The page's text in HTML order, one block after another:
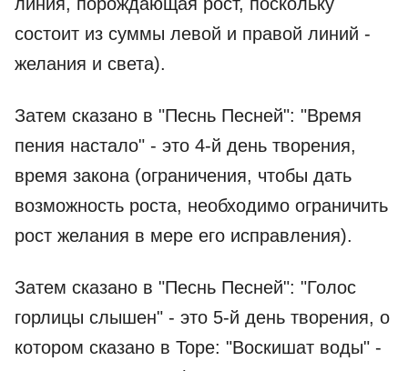
состоит из суммы левой и правой линий -
желания и света).
Затем сказано в "Песнь Песней": "Время
пения настало" - это 4-й день творения,
время закона (ограничения, чтобы дать
возможность роста, необходимо ограничить
рост желания в мере его исправления).
Затем сказано в "Песнь Песней": "Голос
горлицы слышен" - это 5-й день творения, о
котором сказано в Торе: "Воскишат воды" -